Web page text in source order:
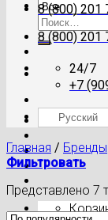
Искать:
Где моя
8 (800) 201
8 (800) 201
24/7
+7
Русский
Главная / Бренды
Фильтровать
Представлено 7